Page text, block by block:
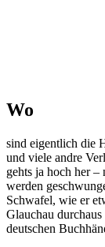
Wo
sind eigentlich die
und viele andre
gehts ja hoch her
werden
Schwafel, wie er
Glauchau
deutschen